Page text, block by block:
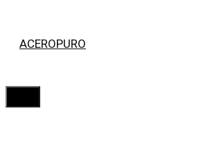
ACEROPURO